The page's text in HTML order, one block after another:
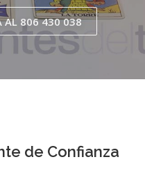
AL 806 430 038
de Confianza